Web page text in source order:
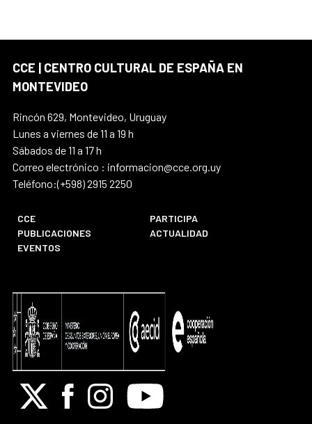
CCE | CENTRO CULTURAL DE ESPAÑA EN
MONTEVIDEO
Rincón 629, Montevideo, Uruguay
Lunes a viernes de 11 a 19 h
Sábados de 11 a 17 h
Correo electrónico : informacion@cce.org.uy
Teléfono:(+598) 2915 2250
CCE
PARTICIPA
PUBLICACIONES
ACTUALIDAD
EVENTOS
X FacebookInstagramYoutube